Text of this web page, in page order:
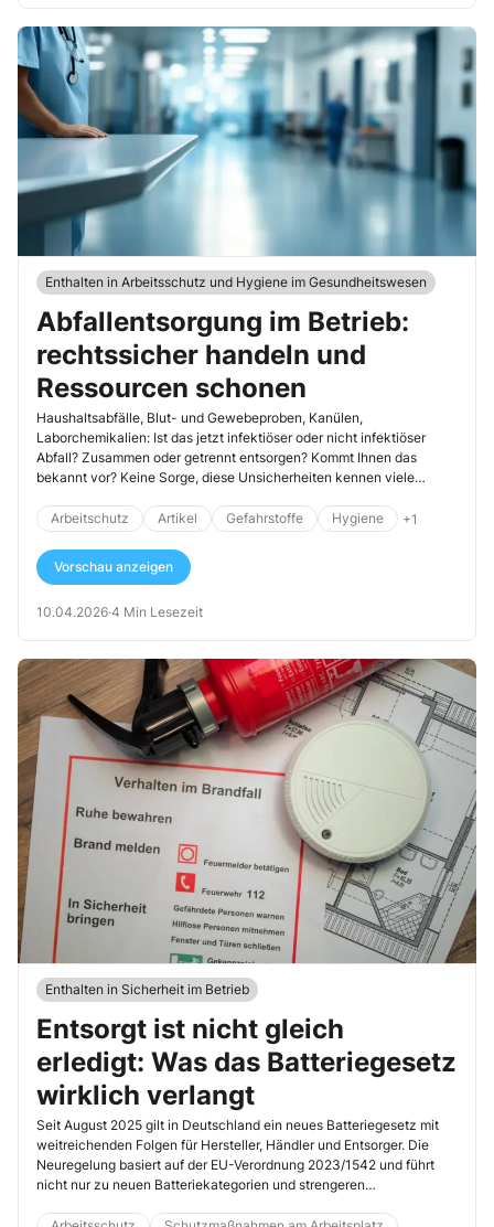
Enthalten in Arbeitsschutz und Hygiene im Gesundheitswesen
Abfallentsorgung im Betrieb:
rechtssicher handeln und
Ressourcen schonen
Haushaltsabfälle, Blut- und Gewebeproben, Kanülen,
Laborchemikalien: Ist das jetzt infektiöser oder nicht infektiöser
Abfall? Zusammen oder getrennt entsorgen? Kommt Ihnen das
bekannt vor? Keine Sorge, diese Unsicherheiten kennen viele
Ressourcen und kann bei Fehlern teuer werden.
Arbeitschutz Artikel Gefahrstoffe Hygiene +1
Vorschau anzeigen
10.04.2026·4 Min Lesezeit
Enthalten in Sicherheit im Betrieb
Entsorgt ist nicht gleich
erledigt: Was das Batteriegesetz
wirklich verlangt
Seit August 2025 gilt in Deutschland ein neues Batteriegesetz mit
weitreichenden Folgen für Hersteller, Händler und Entsorger. Die
Neuregelung basiert auf der EU-Verordnung 2023/1542 und führt
nicht nur zu neuen Batteriekategorien und strengeren